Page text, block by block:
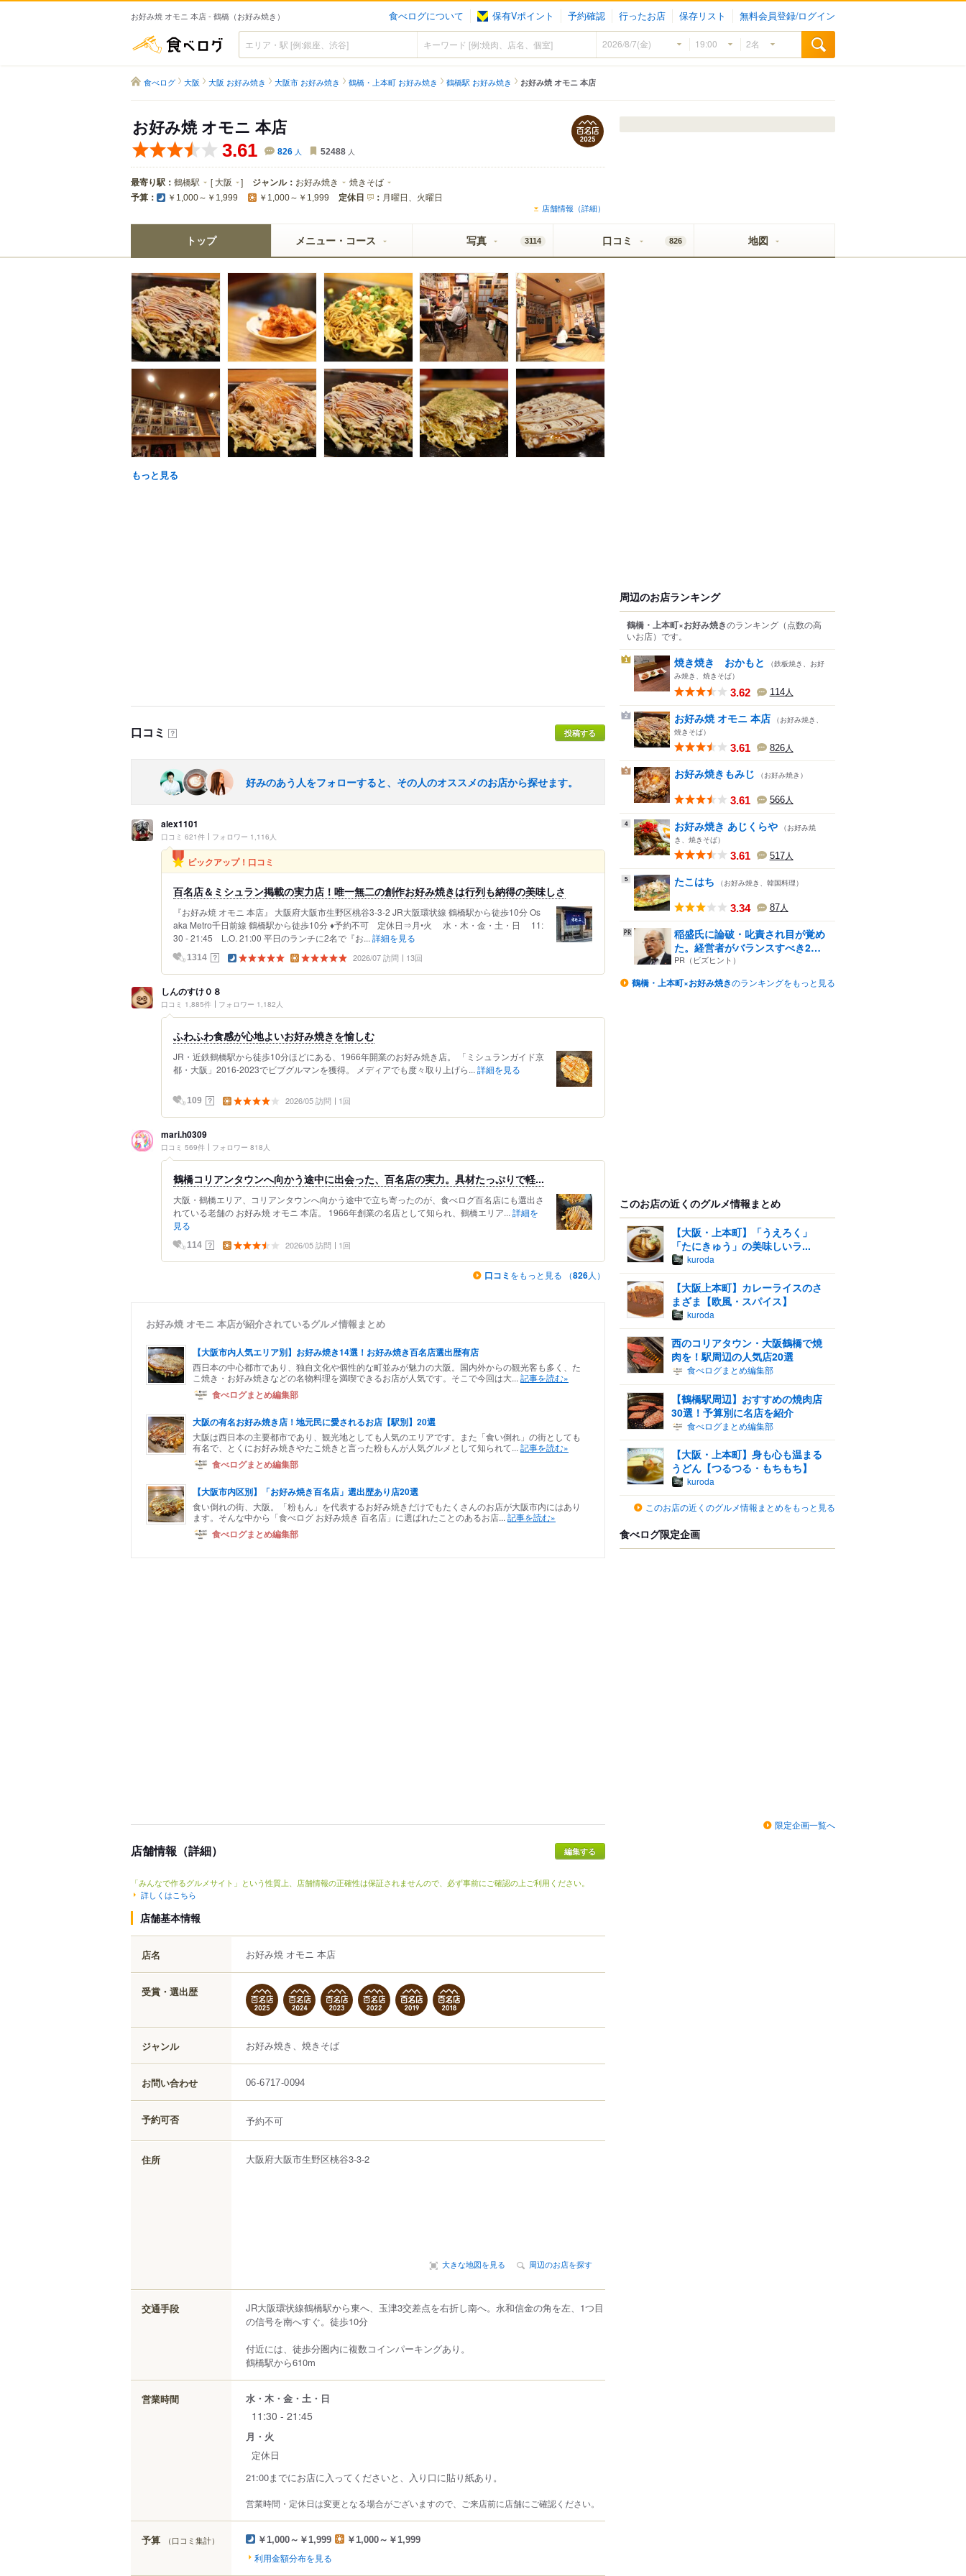
お好み焼 オモニ 本店 - 鶴橋（お好み焼き） 食べログについて 保有Vポイント 予約確認 行ったお店 保存リスト 無料会員登録/ログイン
食べログ
食べログ 大阪 大阪 お好み焼き 大阪市 お好み焼き 鶴橋・上本町 お好み焼き 鶴橋駅 お好み焼き お好み焼 オモニ 本店
お好み焼 オモニ 本店
3.61 826 人 52488 人
最寄り駅： 鶴橋駅 [ 大阪 ] ジャンル： お好み焼き 焼きそば
予算： ￥1,000～￥1,999 ￥1,000～￥1,999 定休日 ： 月曜日、火曜日
店舗情報（詳細）
トップ メニュー・コース 写真 3114 口コミ 826 地図
もっと見る
口コミ ？ 投稿する
好みのあう人をフォローすると、その人のオススメのお店から探せます。
alex1101
口コミ 621件 フォロワー 1,116人
ピックアップ！口コミ
百名店＆ミシュラン掲載の実力店！唯一無二の創作お好み焼きは行列も納得の美味しさ
『お好み焼 オモニ 本店』 大阪府大阪市生野区桃谷3-3-2 JR大阪環状線 鶴橋駅から徒歩10分 Os
aka Metro千日前線 鶴橋駅から徒歩10分 ♦予約不可 定休日⇒月•火 水・木・金・土・日 11:
30 - 21:45 L.O. 21:00 平日のランチに2名で『お... 詳細を見る
1314 ？ 2026/07 訪問 13回
しんのすけ０８
口コミ 1,885件 フォロワー 1,182人
ふわふわ食感が心地よいお好み焼きを愉しむ
JR・近鉄鶴橋駅から徒歩10分ほどにある、1966年開業のお好み焼き店。 「ミシュランガイド京
都・大阪」2016-2023でビブグルマンを獲得。 メディアでも度々取り上げら... 詳細を見る
109 ？ 2026/05 訪問 1回
mari.h0309
口コミ 569件 フォロワー 818人
鶴橋コリアンタウンへ向かう途中に出会った、百名店の実力。具材たっぷりで軽...
大阪・鶴橋エリア、コリアンタウンへ向かう途中で立ち寄ったのが、食べログ百名店にも選出さ
れている老舗の お好み焼 オモニ 本店。 1966年創業の名店として知られ、鶴橋エリア... 詳細を
見る
114 ？ 2026/05 訪問 1回
口コミ をもっと見る （826人）
お好み焼 オモニ 本店が紹介されているグルメ情報まとめ
【大阪市内人気エリア別】お好み焼き14選！お好み焼き百名店選出歴有店
西日本の中心都市であり、独自文化や個性的な町並みが魅力の大阪。国内外からの観光客も多く、た
こ焼き・お好み焼きなどの名物料理を満喫できるお店が人気です。そこで今回は大... 記事を読む»
食べログまとめ編集部
大阪の有名お好み焼き店！地元民に愛されるお店【駅別】20選
大阪は西日本の主要都市であり、観光地としても人気のエリアです。また「食い倒れ」の街としても
有名で、とくにお好み焼きやたこ焼きと言った粉もんが人気グルメとして知られて... 記事を読む»
食べログまとめ編集部
【大阪市内区別】「お好み焼き百名店」選出歴あり店20選
食い倒れの街、大阪。「粉もん」を代表するお好み焼きだけでもたくさんのお店が大阪市内にはあり
ます。そんな中から「食べログ お好み焼き 百名店」に選ばれたことのあるお店... 記事を読む»
食べログまとめ編集部
店舗情報（詳細）
「みんなで作るグルメサイト」という性質上、店舗情報の正確性は保証されませんので、必ず事前にご確認の上ご利用ください。
詳しくはこちら
店舗基本情報
店名 お好み焼 オモニ 本店
受賞・選出歴
ジャンル お好み焼き、焼きそば
お問い合わせ 06-6717-0094
予約可否 予約不可
住所 大阪府大阪市生野区桃谷3-3-2
大きな地図を見る 周辺のお店を探す
交通手段
JR大阪環状線鶴橋駅から東へ、玉津3交差点を右折し南へ。永和信金の角を左、1つ目
の信号を南へすぐ。徒歩10分
付近には、徒歩分圏内に複数コインパーキングあり。
鶴橋駅から610m
営業時間 水・木・金・土・日
11:30 - 21:45
月・火
定休日
21:00までにお店に入ってくださいと、入り口に貼り紙あり。
営業時間・定休日は変更となる場合がございますので、ご来店前に店舗にご確認ください。
予算 （口コミ集計） ￥1,000～￥1,999 ￥1,000～￥1,999
利用金額分布を見る
周辺のお店ランキング
鶴橋・上本町×お好み焼きのランキング （点数の高
いお店） です。
1 焼き焼き おかもと
（鉄板焼き、お好
み焼き、焼きそば）
3.62 114人
2 お好み焼 オモニ 本店 （お好み焼き、
焼きそば）
3.61 826人
3 お好み焼きもみじ （お好み焼き）
3.61 566人
4 お好み焼き あじくらや （お好み焼
き、焼きそば）
3.61 517人
5 たこはち （お好み焼き、韓国料理）
3.34 87人
稲盛氏に論破・叱責され目が覚め
た。経営者がバランスすべき2
つ...
PR（ビズヒント）
鶴橋・上本町×お好み焼きのランキングをもっと見る
このお店の近くのグルメ情報まとめ
【大阪・上本町】「うえろく」
「たにきゅう」の美味しいラ...
kuroda
【大阪上本町】カレーライスのさ
まざま【欧風・スパイス】
kuroda
西のコリアタウン・大阪鶴橋で焼
肉を！駅周辺の人気店20選
食べログまとめ編集部
【鶴橋駅周辺】おすすめの焼肉店
30選！予算別に名店を紹介
食べログまとめ編集部
【大阪・上本町】身も心も温まる
うどん【つるつる・もちもち】
kuroda
このお店の近くのグルメ情報まとめをもっと見る
食べログ限定企画
限定企画一覧へ